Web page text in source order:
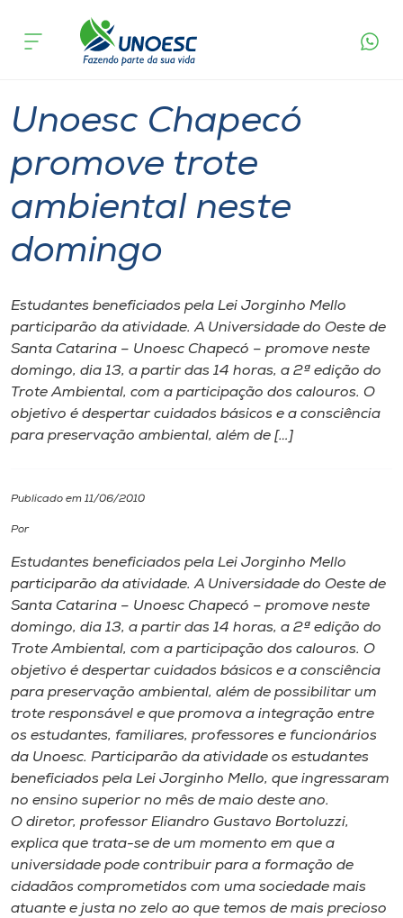
Cursos
Atendimento ao Estudante
Portal de Ensino
A
Unoesc
Internacionalização
I.nova
Diplomados
CPA
Biblioteca
Editora
Rádio
Museu
Unoesc
Store
acontece
Unoesc Chapecó
promove trote
ambiental neste
domingo
Estudantes beneficiados pela Lei Jorginho Mello
participarão da atividade. A Universidade do Oeste de
Santa Catarina – Unoesc Chapecó – promove neste
domingo, dia 13, a partir das 14 horas, a 2ª edição do
Trote Ambiental, com a participação dos calouros. O
objetivo é despertar cuidados básicos e a consciência
para preservação ambiental, além de […]
Publicado em 11/06/2010
Por
Estudantes beneficiados pela Lei Jorginho Mello
participarão da atividade. A Universidade do Oeste de
Santa Catarina – Unoesc Chapecó – promove neste
domingo, dia 13, a partir das 14 horas, a 2ª edição do
Trote Ambiental, com a participação dos calouros. O
objetivo é despertar cuidados básicos e a consciência
para preservação ambiental, além de possibilitar um
trote responsável e que promova a integração entre
os estudantes, familiares, professores e funcionários
da Unoesc. Participarão da atividade os estudantes
beneficiados pela Lei Jorginho Mello, que ingressaram
no ensino superior no mês de maio deste ano.
O diretor, professor Eliandro Gustavo Bortoluzzi,
explica que trata-se de um momento em que a
universidade pode contribuir para a formação de
cidadãos comprometidos com uma sociedade mais
atuante e justa no zelo ao que temos de mais precioso